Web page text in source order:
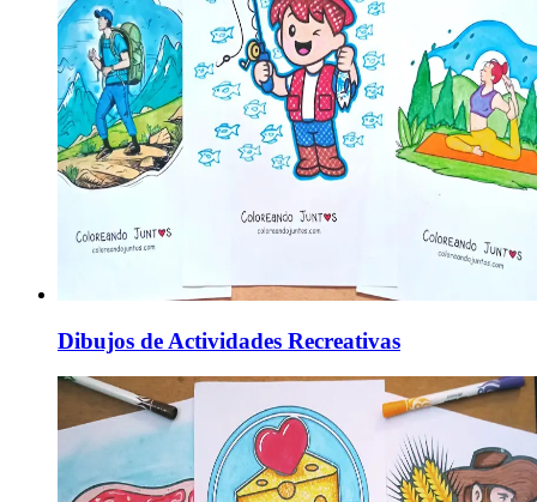
Dibujos de Actividades Recreativas